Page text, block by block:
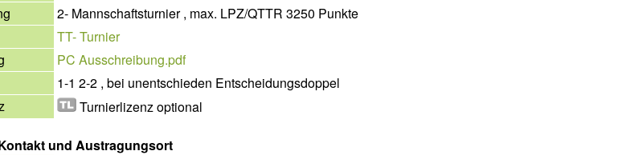
2- Mannschaftsturnier , max. LPZ/QTTR 3250 Punkte
TT- Turnier
PC Ausschreibung.pdf
1-1 2-2 , bei unentschieden Entscheidungsdoppel
Turnierlizenz optional
und Austragungsort